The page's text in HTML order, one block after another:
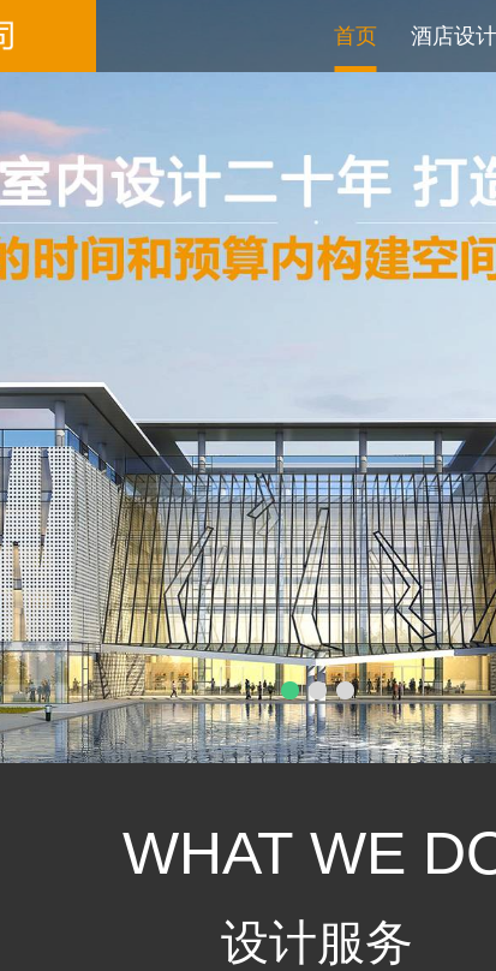
首页 酒店设计
WHAT WE
设计服务